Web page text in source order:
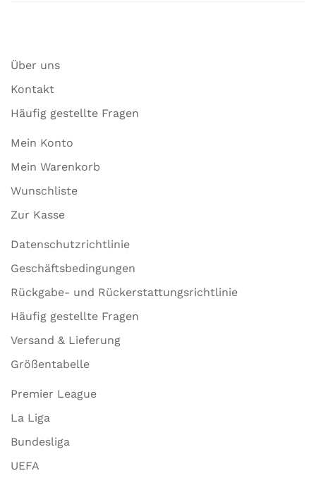
Über uns
Kontakt
Häufig gestellte Fragen
Mein Konto
Mein Warenkorb
Wunschliste
Zur Kasse
Datenschutzrichtlinie
Geschäftsbedingungen
Rückgabe- und Rückerstattungsrichtlinie
Häufig gestellte Fragen
Versand & Lieferung
Größentabelle
Premier League
La Liga
Bundesliga
UEFA